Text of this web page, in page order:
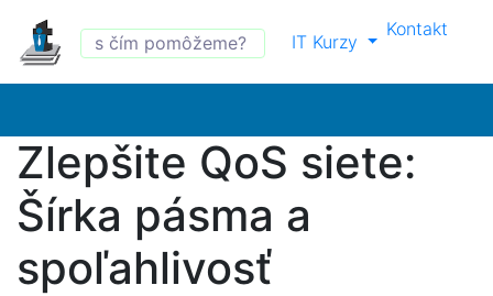
IT Kurzy
Kontakt
Zlepšite QoS siete:
Šírka pásma a
spoľahlivosť